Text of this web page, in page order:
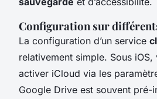
Configuration sur
La configuration d’un service
relativement simple. Sous
activer iCloud via les
Google Drive est souvent pré-